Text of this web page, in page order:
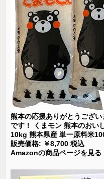
熊本の応援ありがとうござ
です！ くまモン 熊本のおい
10kg 熊本県産 単一原料米
販売価格: ￥8,700 税込
Amazonの商品ページを見